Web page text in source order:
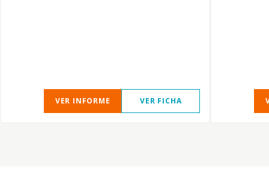
VER INFORME VER FICHA